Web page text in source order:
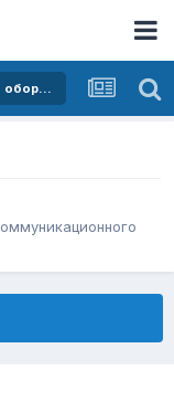
Покупка и продажа телекоммуникационного оборудования